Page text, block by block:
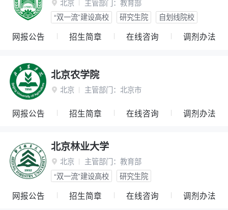
 北京 主管部门： 教育部
“双一流”建设高校
研究生院 自划线院校
网报公告 招生简章 在线咨询 调剂办法
北京农学院
 北京 主管部门： 北京市
网报公告 招生简章 在线咨询 调剂办法
北京林业大学
 北京 主管部门： 教育部
“双一流”建设高校
研究生院
网报公告 招生简章 在线咨询 调剂办法